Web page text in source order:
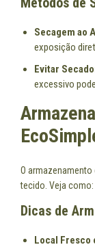
Secagem ao
exposição
Evitar
excessivo
O
tecido. Veja como:
Dicas de
Local Fresco